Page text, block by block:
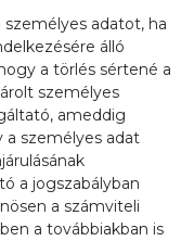
személyes adatot, ha
álló
a törlés sértené a
személyes
ameddig
a személyes adat
a jogszabályban
a számviteli
a továbbiakban is